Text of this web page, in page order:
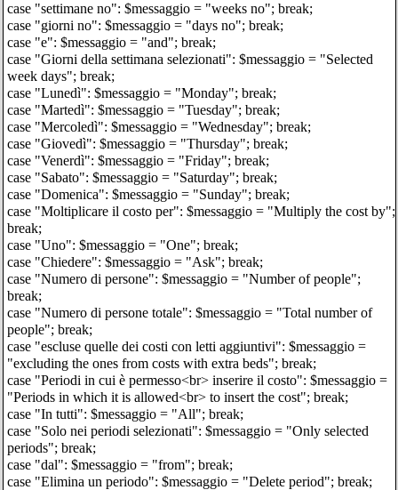
case "settimane no": $messaggio = "weeks no"; break;
case "giorni no": $messaggio = "days no"; break;
case "e": $messaggio = "and"; break;
case "Giorni della settimana selezionati": $messaggio = "Selected
week days"; break;
case "Lunedì": $messaggio = "Monday"; break;
case "Martedì": $messaggio = "Tuesday"; break;
case "Mercoledì": $messaggio = "Wednesday"; break;
case "Giovedì": $messaggio = "Thursday"; break;
case "Venerdì": $messaggio = "Friday"; break;
case "Sabato": $messaggio = "Saturday"; break;
case "Domenica": $messaggio = "Sunday"; break;
case "Moltiplicare il costo per": $messaggio = "Multiply the cost by";
break;
case "Uno": $messaggio = "One"; break;
case "Chiedere": $messaggio = "Ask"; break;
case "Numero di persone": $messaggio = "Number of people";
break;
case "Numero di persone totale": $messaggio = "Total number of
people"; break;
case "escluse quelle dei costi con letti aggiuntivi": $messaggio =
"excluding the ones from costs with extra beds"; break;
case "Periodi in cui è permesso<br> inserire il costo": $messaggio =
"Periods in which it is allowed<br> to insert the cost"; break;
case "In tutti": $messaggio = "All"; break;
case "Solo nei periodi selezionati": $messaggio = "Only selected
periods"; break;
case "dal": $messaggio = "from"; break;
case "Elimina un periodo": $messaggio = "Delete period"; break;